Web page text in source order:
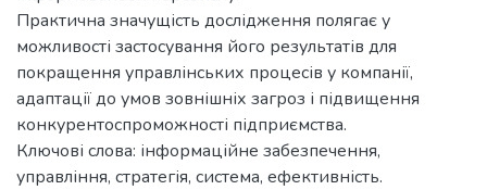
Практична значущість дослідження полягає у
можливості застосування його результатів для
покращення управлінських процесів у компанії,
адаптації до умов зовнішніх загроз і підвищення
конкурентоспроможності підприємства.
Ключові слова: інформаційне забезпечення,
управління, стратегія, система, ефективність.